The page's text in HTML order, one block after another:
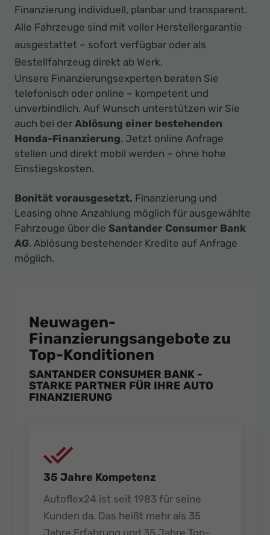
Finanzierung individuell, planbar und transparent.
Alle Fahrzeuge sind mit voller Herstellergarantie
ausgestattet – sofort verfügbar oder als
Bestellfahrzeug direkt ab Werk.
Unsere Finanzierungsexperten beraten Sie
telefonisch oder online – kompetent und
unverbindlich. Auf Wunsch unterstützen wir Sie
auch bei der Ablösung einer bestehenden
Honda-Finanzierung. Jetzt online Anfrage
stellen und direkt mobil werden – ohne hohe
Einstiegskosten.
Bonität vorausgesetzt. Finanzierung und
Leasing ohne Anzahlung möglich für ausgewählte
Fahrzeuge über die Santander Consumer Bank
AG. Ablösung bestehender Kredite auf Anfrage
möglich.
Neuwagen-
Finanzierungsangebote zu
Top-Konditionen
SANTANDER CONSUMER BANK -
STARKE PARTNER FÜR IHRE AUTO
FINANZIERUNG
35 Jahre Kompetenz
Autoflex24 ist seit 1983 für seine
Kunden da. Das heißt mehr als 35
Jahre Erfahrung und 35 Jahre Top-